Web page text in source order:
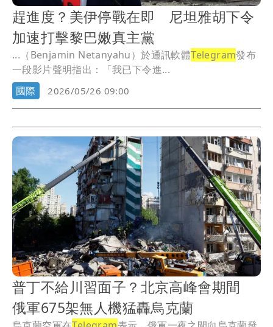
趕進度？美伊停戰在即 尼坦雅胡下令
加速打擊黎巴嫩真主黨
...（Benjamin Netanyahu）於通訊軟體Telegram發布
一段影片聲明指出：「我已下令進...
國際
2026/05/26 09:00
普丁不給川習面子？北京高峰會期間
俄軍675架無人機猛轟烏克蘭